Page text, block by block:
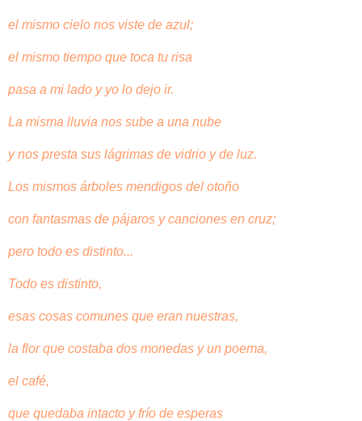
el mismo cielo nos viste de azul;
el mismo tiempo que toca tu risa
pasa a mi lado y yo lo dejo ir.
La misma lluvia nos sube a una nube
y nos presta sus lágrimas de vidrio y de luz.
Los mismos árboles mendigos del otoño
con fantasmas de pájaros y canciones en cruz;
pero todo es distinto...
Todo es distinto,
esas cosas comunes que eran nuestras,
la flor que costaba dos monedas y un poema,
el café,
que quedaba intacto y frío de esperas